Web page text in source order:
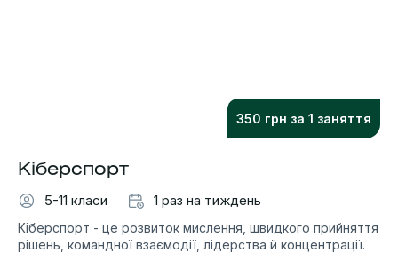
350 грн за 1 заняття
Кіберспорт
5-11 класи
1 раз на тиждень
Кіберспорт - це розвиток мислення, швидкого прийняття
рішень, командної взаємодії, лідерства й концентрації.